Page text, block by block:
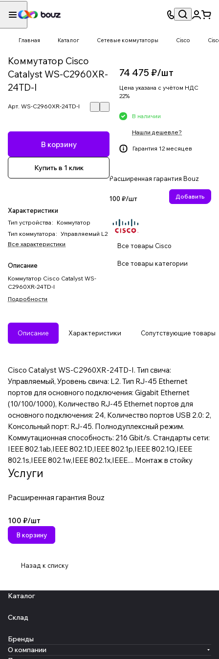
Главная Каталог Сетевые коммутаторы Cisco
Коммутатор Cisco
Catalyst WS-C2960XR-
24TD-I
Арт. WS-C2960XR-24TD-I
В корзину
Купить в 1 клик
Характеристики
Тип устройства : Коммутатор
Тип коммутатора : Управляемый L2
Все характеристики
Описание
Коммутатор Cisco Catalyst WS-
C2960XR-24TD-I
Подробности
74 475 ₽/шт
Цена указана с учётом НДС
22%
В наличии
Нашли дешевле?
Гарантия 12 месяцев
Расширенная гарантия Bouz
100 ₽/шт Добавить
Все товары Cisco
Все товары категории
Описание Характеристики Сопутствующие товары
Cisco Catalyst WS-C2960XR-24TD-I. Тип свича:
Управляемый, Уровень свича: L2. Тип RJ-45 Ethernet
портов для основного подключения: Gigabit Ethernet
(10/100/1000), Количество RJ-45 Ethernet портов для
основного подключения: 24, Количество портов USB 2.0: 2,
Консольный порт: RJ-45. Полнодуплексный режим.
Коммутационная способность: 216 Gbit/s. Стандарты сети:
IEEE 802.1ab,IEEE 802.1D,IEEE 802.1p,IEEE 802.1Q,IEEE
802.1s,IEEE 802.1w,IEEE 802.1x,IEEE.... Монтаж в стойку
Услуги
Расширенная гарантия Bouz
100 ₽/шт
В корзину
Назад к списку
Каталог
Склад
Бренды
О компании